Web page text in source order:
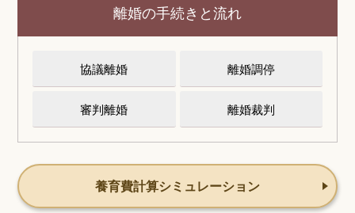
離婚の手続きと流れ
協議離婚 離婚調停
審判離婚 離婚裁判
養育費計算シミュレーション